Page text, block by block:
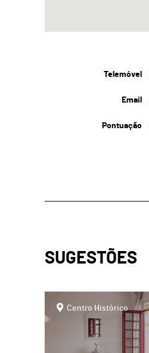
Telemóvel
Email
Pontuação
SUGESTÕES
pageCentro Histórico